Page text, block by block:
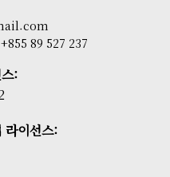
89 527 237
:
라이선스: